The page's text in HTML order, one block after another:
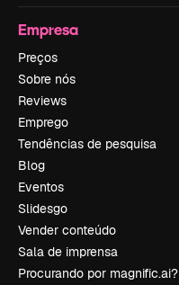
Empresa
Preços
Sobre nós
Reviews
Emprego
Tendências de pesquisa
Blog
Eventos
Slidesgo
Vender conteúdo
Sala de imprensa
Procurando por magnific.ai?